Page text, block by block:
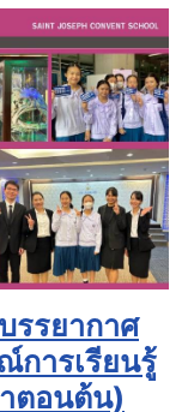
รรยากาศ
การเรียนรู้
ตอนต้น)